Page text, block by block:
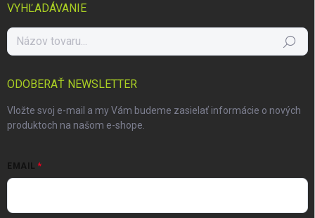
VYHĽADÁVANIE
Hľadať
ODOBERAŤ NEWSLETTER
Vložte svoj e-mail a my Vám budeme zasielať informácie o nových
produktoch na našom e-shope.
EMAIL